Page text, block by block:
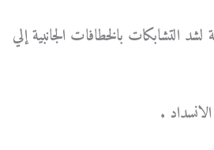
التشابكات بالخطافات الجانبية إلي
.